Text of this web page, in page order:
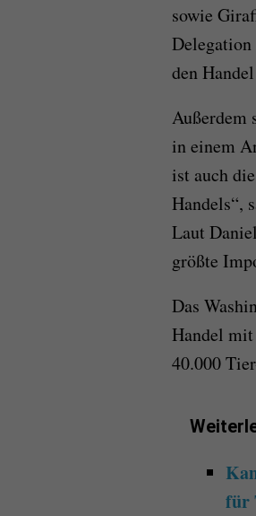
sowie
den
Außerdem
in einem
ist auch
Handels“,
Laut
größte
Das
Handel
40.000
für